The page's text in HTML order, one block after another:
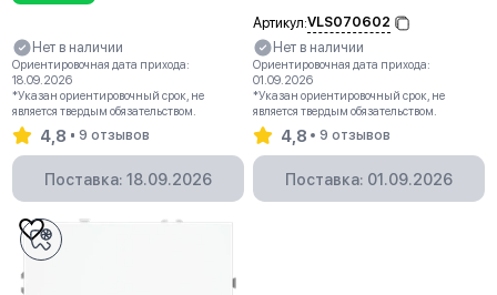
Нет в наличии
Ориентировочная дата прихода:
18.09.2026
*Указан ориентировочный срок, не
является твердым обязательством.
4,8 9 отзывов
Поставка: 18.09.2026
Артикул:VLS070602
Нет в наличии
Ориентировочная дата прихода:
01.09.2026
*Указан ориентировочный срок, не
является твердым обязательством.
4,8 9 отзывов
Поставка: 01.09.2026